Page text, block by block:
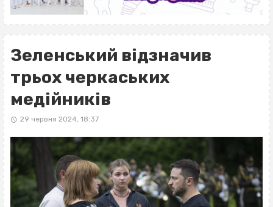
Зеленський відзначив
трьох черкаських
медійників
29 червня 2024, 18:37